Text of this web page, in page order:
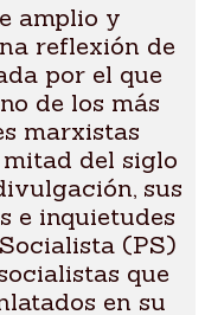
amplio y
reflexión de
por el que
de los más
marxistas
del siglo
sus
e inquietudes
(PS)
que
en su